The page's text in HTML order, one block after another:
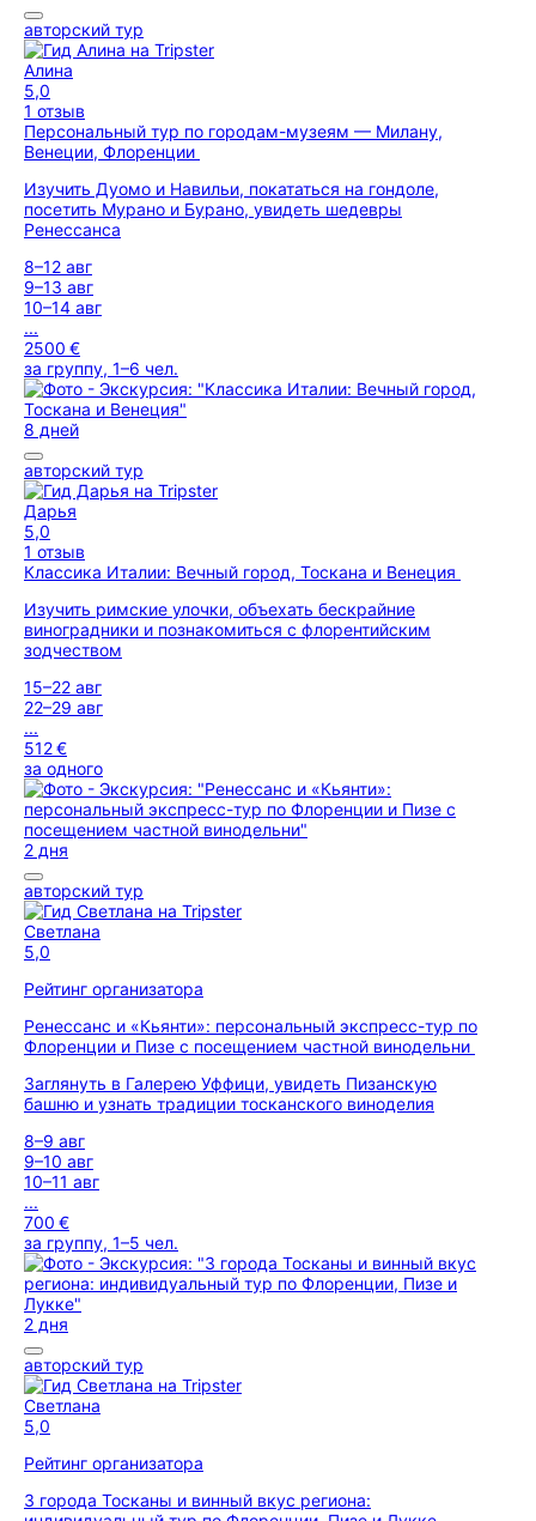
авторский тур
Алина
5,0
1 отзыв
Персональный тур по городам-музеям — Милану,
Венеции, Флоренции
Изучить Дуомо и Навильи, покататься на гондоле,
посетить Мурано и Бурано, увидеть шедевры
Ренессанса
8–12 авг
9–13 авг
10–14 авг
...
2500 €
за группу, 1–6 чел.
8 дней
авторский тур
Дарья
5,0
1 отзыв
Классика Италии: Вечный город, Тоскана и Венеция
Изучить римские улочки, объехать бескрайние
виноградники и познакомиться с флорентийским
зодчеством
15–22 авг
22–29 авг
...
512 €
за одного
2 дня
авторский тур
Светлана
5,0
Рейтинг организатора
Ренессанс и «Кьянти»: персональный экспресс-тур по
Флоренции и Пизе с посещением частной винодельни
Заглянуть в Галерею Уффици, увидеть Пизанскую
башню и узнать традиции тосканского виноделия
8–9 авг
9–10 авг
10–11 авг
...
700 €
за группу, 1–5 чел.
2 дня
авторский тур
Светлана
5,0
Рейтинг организатора
3 города Тосканы и винный вкус региона: